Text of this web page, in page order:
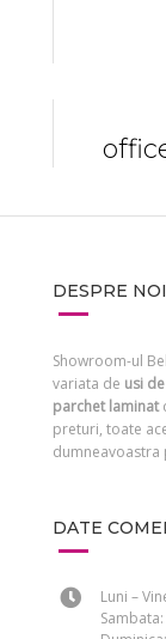
DESPRE NOI
Showroom-ul
variata de usi
parchet laminat
preturi, toate
dumneavoastra
DATE
Luni –